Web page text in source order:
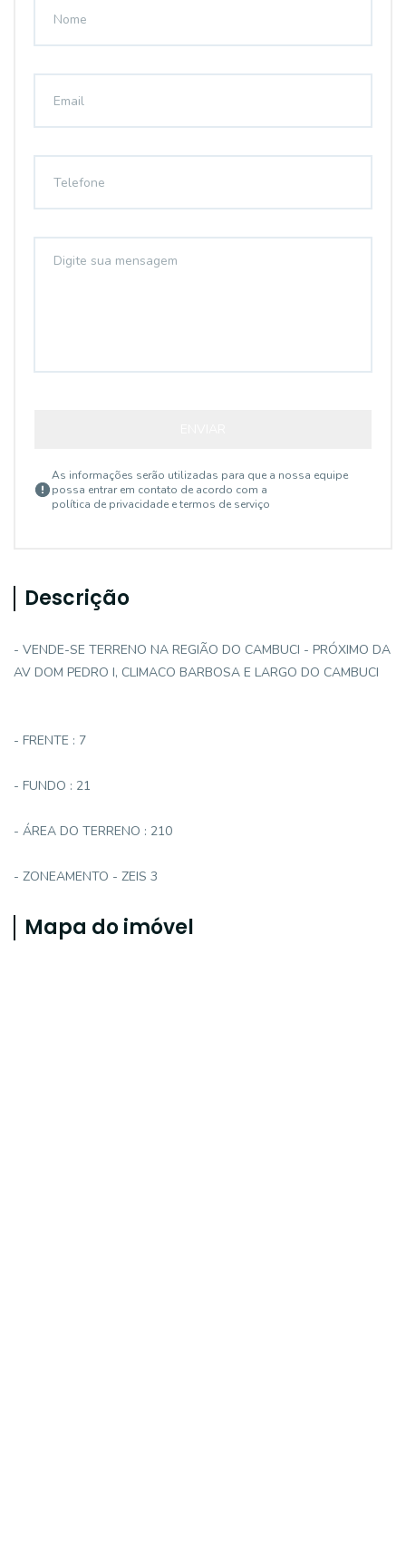
As informações serão utilizadas para que a nossa equipe
possa entrar em contato de acordo com a
política de privacidade e termos de serviço
Descrição
- VENDE-SE TERRENO NA REGIÃO DO CAMBUCI - PRÓXIMO DA
AV DOM PEDRO I, CLIMACO BARBOSA E LARGO DO CAMBUCI
- FRENTE : 7
- FUNDO : 21
- ÁREA DO TERRENO : 210
- ZONEAMENTO - ZEIS 3
Mapa do imóvel